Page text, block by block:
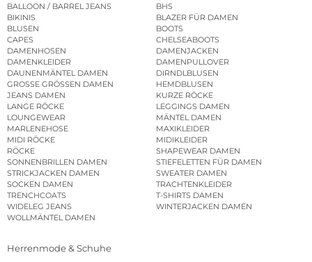
BALLOON / BARREL JEANS
BHS
BIKINIS
BLAZER FÜR DAMEN
BLUSEN
BOOTS
CAPES
CHELSEABOOTS
DAMENHOSEN
DAMENJACKEN
DAMENKLEIDER
DAMENPULLOVER
DAUNENMÄNTEL DAMEN
DIRNDLBLUSEN
GROSSE GRÖSSEN DAMEN
HEMDBLUSEN
JEANS DAMEN
KURZE RÖCKE
LANGE RÖCKE
LEGGINGS DAMEN
LOUNGEWEAR
MÄNTEL DAMEN
MARLENEHOSE
MAXIKLEIDER
MIDI RÖCKE
MIDIKLEIDER
RÖCKE
SHAPEWEAR DAMEN
SONNENBRILLEN DAMEN
STIEFELETTEN FÜR DAMEN
STRICKJACKEN DAMEN
SWEATER DAMEN
SOCKEN DAMEN
TRACHTENKLEIDER
TRENCHCOATS
T-SHIRTS DAMEN
WIDELEG JEANS
WINTERJACKEN DAMEN
WOLLMÄNTEL DAMEN
Herrenmode & Schuhe